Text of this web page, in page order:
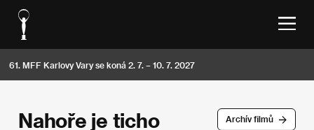
61. MFF Karlovy Vary se koná 2. 7. – 10. 7. 2027
Archív filmů
Nahoře je ticho